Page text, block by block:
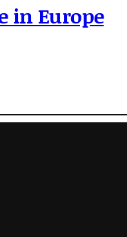
in Europe